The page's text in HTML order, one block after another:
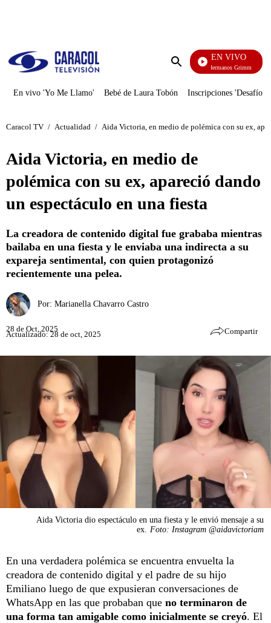
Enviar
EN VIVO
En vivo 'Yo Me Llamo' Bebé de Laura Tobón Inscripciones 'Desafío'
Caracol TV / Actualidad / Aida Victoria, en medio de polémica con su ex,
Aida Victoria, en medio de
polémica con su ex, apareció dando
un espectáculo en una fiesta
La creadora de contenido digital fue grababa mientras
bailaba en una fiesta y le enviaba una indirecta a su
expareja sentimental, con quien protagonizó
recientemente una pelea.
Por: Marianella Chavarro Castro
28 de Oct, 2025
Actualizado: 28 de oct, 2025 Compartir
Aida Victoria dio espectáculo en una fiesta y le envió mensaje a su
ex.
Foto: Instagram @aidavictoriam
En una verdadera polémica se encuentra envuelta la
creadora de contenido digital y el padre de su hijo
Emiliano luego de que expusieran conversaciones de
WhatsApp en las que probaban que no terminaron de
una forma tan amigable como inicialmente se creyó. El